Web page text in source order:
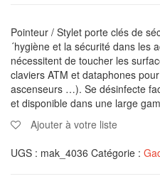
Pointeur / Stylet porte clés de
´hygiène et la sécurité dans les
nécessitent de toucher les
claviers ATM et dataphones
ascenseurs …). Se désinfecte
et disponible dans une large
Ajouter à votre liste
UGS : mak_4036 Catégorie :